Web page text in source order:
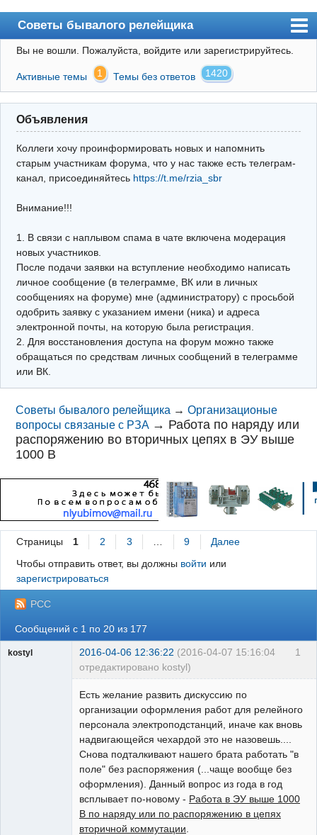
Советы бывалого релейщика
Форум
Правила
Поиск
Регистрация
Архив
Почта
Поиск релейщика
Видео РЗиА
Фотохостинг
Телеграм
Вы не вошли. Пожалуйста, войдите или зарегистрируйтесь.
Активные темы 1 Темы без ответов 1420
Объявления
Коллеги хочу проинформировать новых и напомнить
старым участникам форума, что у нас также есть телеграм-
канал, присоединяйтесь https://t.me/rzia_sbr
Внимание!!!
1. В связи с наплывом спама в чате включена модерация
новых участников.
После подачи заявки на вступление необходимо написать
личное сообщение (в телеграмме, ВК или в личных
сообщениях на форуме) мне (администратору) с просьбой
одобрить заявку с указанием имени (ника) и адреса
электронной почты, на которую была регистрация.
2. Для восстановления доступа на форум можно также
обращаться по средствам личных сообщений в телеграмме
или ВК.
Советы бывалого релейщика →Организационые
вопросы связаные с РЗА → Работа по наряду или
распоряжению во вторичных цепях в ЭУ выше
1000 В
Страницы 1 2 3 … 9
Далее
Чтобы отправить ответ, вы должны войти или
зарегистрироваться
РСС
Сообщений с 1 по 20 из 177
1
kostyl 2016-04-06 12:36:22 (2016-04-07 15:16:04
отредактировано kostyl)
Есть желание развить дискуссию по
организации оформления работ для релейного
персонала электроподстанций, иначе как вновь
надвигающейся чехардой это не назовешь....
Снова подталкивают нашего брата работать "в
поле" без распоряжения (...чаще вообще без
оформления). Данный вопрос из года в год
всплывает по-новому - Работа в ЭУ выше 1000
В по наряду или по распоряжению в цепях
вторичной коммутации